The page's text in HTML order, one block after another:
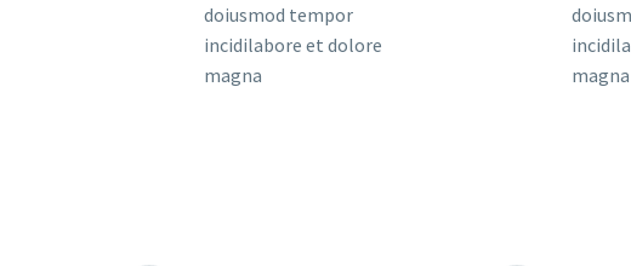
doiusmod tempor
incidilabore et dolore
magna
magna